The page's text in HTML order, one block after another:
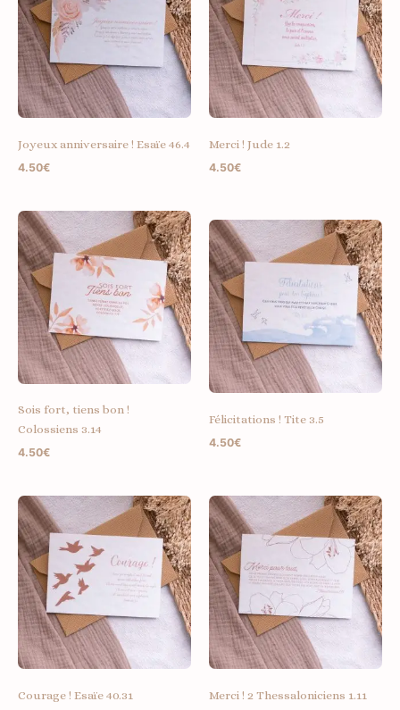
Joyeux anniversaire ! Esaïe 46.4
4.50€
Merci ! Jude 1.2
4.50€
Sois fort, tiens bon !
Colossiens 3.14
4.50€
Félicitations ! Tite 3.5
4.50€
Courage ! Esaïe 40.31
Merci ! 2 Thessaloniciens 1.11